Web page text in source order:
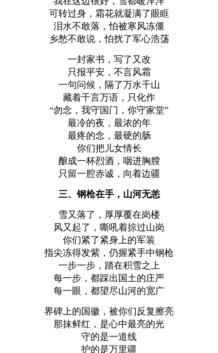
可转过身，霜花就凝满了眼眶
泪水不敢落，怕被寒风冻僵
乡愁不敢说，怕扰了军心浩荡
一封家书，写了又改
只报平安，不言风霜
一句问候，隔了万水千山
藏着千言万语，只化作
“勿念，我守国门，你守家堂”
最冷的夜，最浓的年
最疼的念，最硬的肠
你们把儿女情长
酿成一杯烈酒，咽进胸膛
只留一腔赤诚，向着边疆
三、钢枪在手，山河无恙
雪又落了，厚厚覆在岗楼
风又起了，嘶吼着掠过山岗
你们紧了紧身上的军装
指尖冻得发紫，仍握紧手中钢枪
一步一步，踏在积雪之上
每一步，都踩出国土的庄严
每一眼，都望尽山河的宽广
界碑上的国徽，被你们反复擦亮
那抹鲜红，是心中最亮的光
守的是一道线
护的是万里疆